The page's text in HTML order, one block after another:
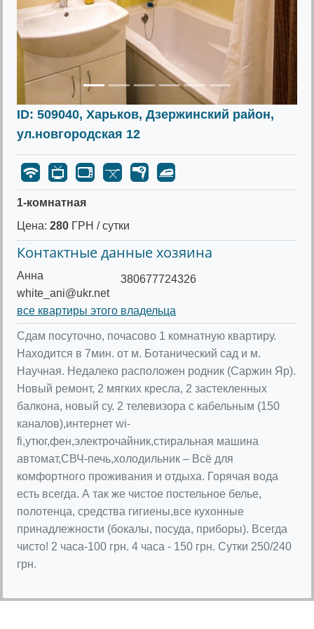
ID: 509040, Харьков, Дзержинский район,
ул.новгородская 12
1-комнатная
Цена: 280 ГРН / сутки
Контактные данные хозяина
Анна
white_ani@ukr.net
380677724326
все квартиры этого владельца
Сдам посуточно, почасово 1 комнатную квартиру.
Находится в 7мин. от м. Ботанический сад и м.
Научная. Недалеко расположен родник (Саржин Яр).
Новый ремонт, 2 мягких кресла, 2 застекленных
балкона, новый су. 2 телевизора с кабельным (150
каналов),интернет wi-
fi,утюг,фен,электрочайник,стиральная машина
автомат,СВЧ-печь,холодильник – Всё для
комфортного проживания и отдыха. Горячая вода
есть всегда. А так же чистое постельное белье,
полотенца, средства гигиены,все кухонные
принадлежности (бокалы, посуда, приборы). Всегда
чисто! 2 часа-100 грн. 4 часа - 150 грн. Сутки 250/240
грн.